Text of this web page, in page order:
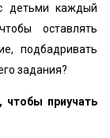
детьми каждый
оставлять
подбадривать
задания?
приучать